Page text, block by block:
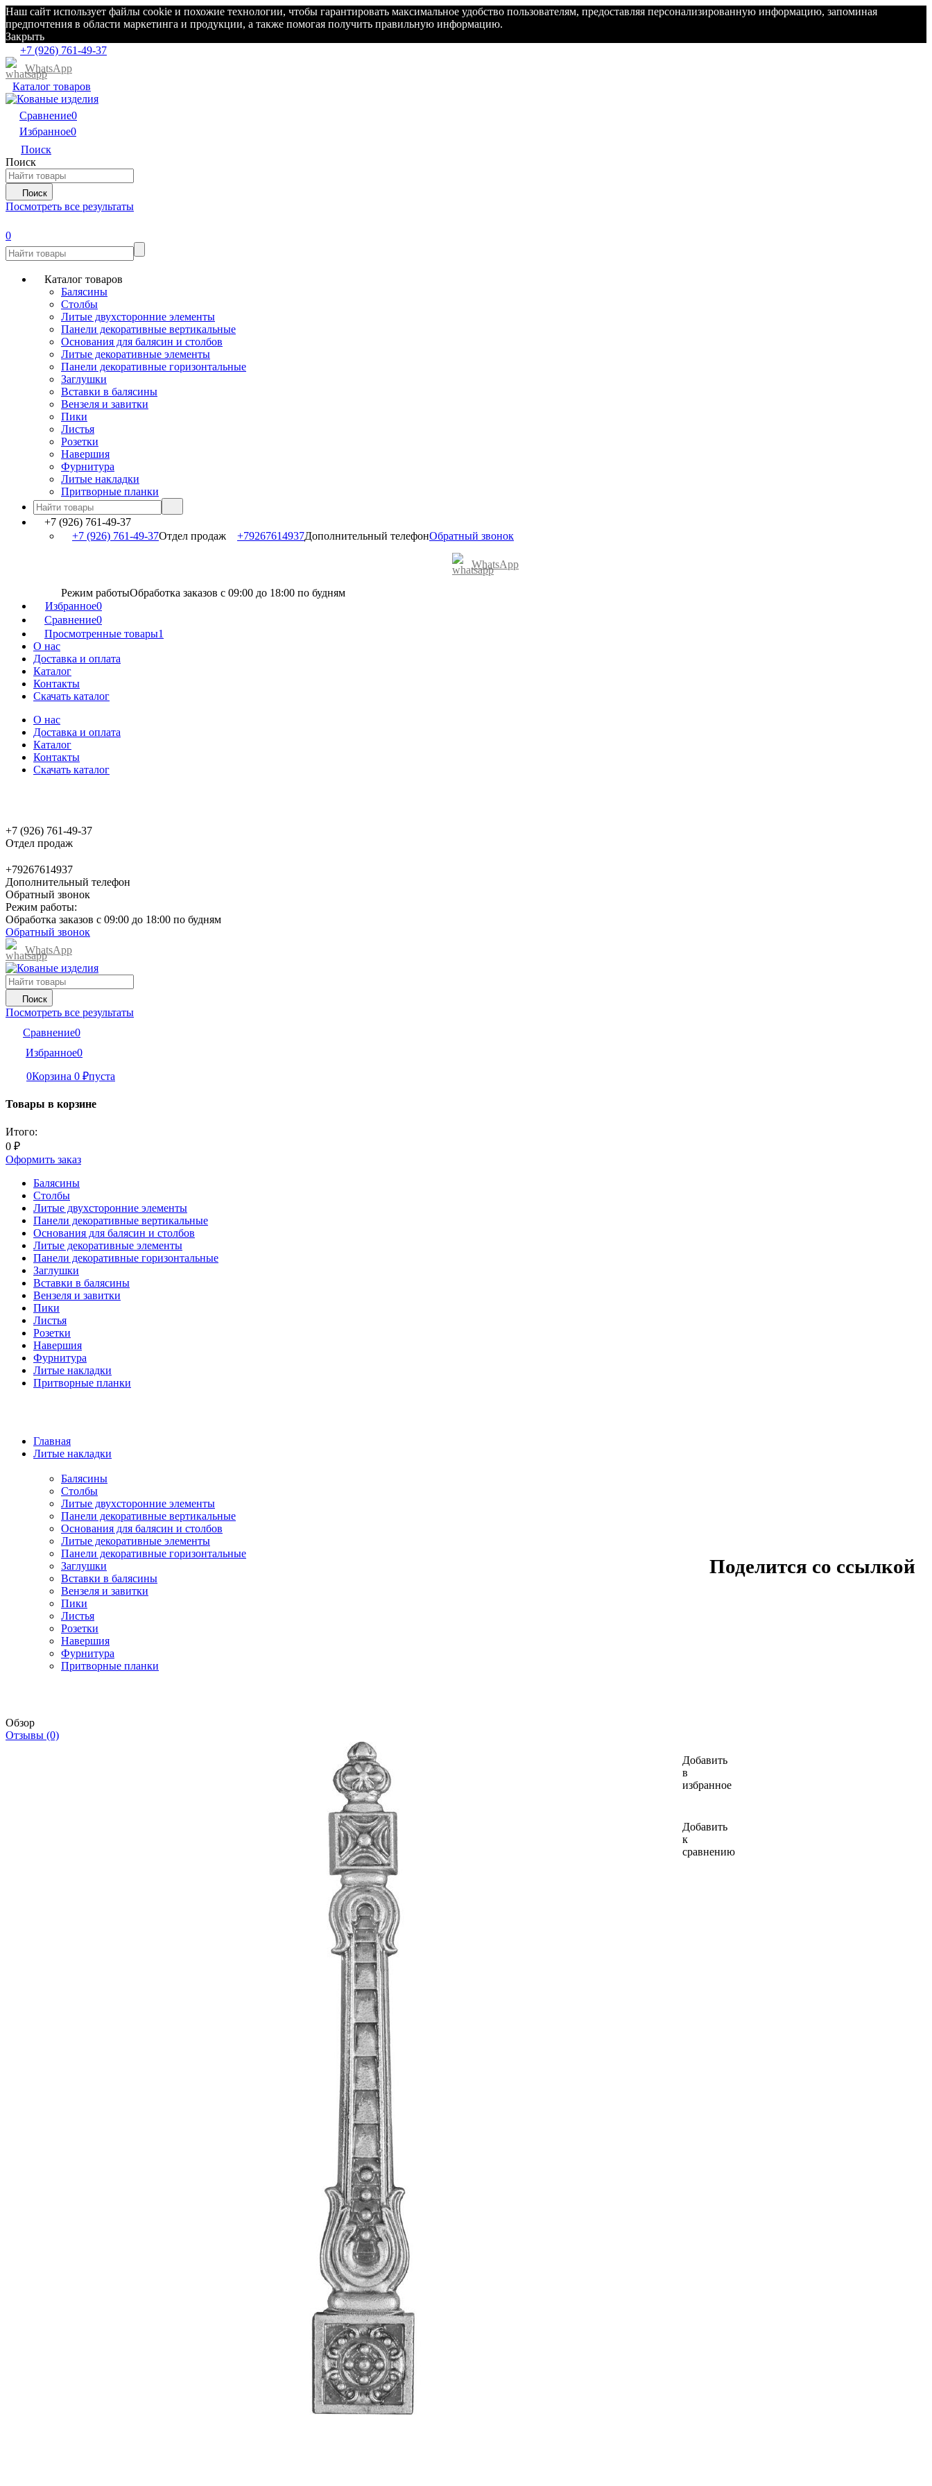
Наш сайт использует файлы cookie и похожие технологии, чтобы гарантировать максимальное удобство пользователям, предоставляя персонализированную информацию, запоминая
предпочтения в области маркетинга и продукции, а также помогая получить правильную информацию.
Закрыть
+7 (926) 761-49-37
WhatsApp
Каталог товаров
Сравнение0
Избранное0
Поиск
Поиск
Поиск
Посмотреть все результаты
0
Каталог товаров
Балясины
Столбы
Литые двухсторонние элементы
Панели декоративные вертикальные
Основания для балясин и столбов
Литые декоративные элементы
Панели декоративные горизонтальные
Заглушки
Вставки в балясины
Вензеля и завитки
Пики
Листья
Розетки
Навершия
Фурнитура
Литые накладки
Притворные планки
+7 (926) 761-49-37
+7 (926) 761-49-37Отдел продаж +79267614937Дополнительный телефонОбратный звонок
WhatsApp
Режим работыОбработка заказов с 09:00 до 18:00 по будням
Избранное0
Сравнение0
Просмотренные товары1
О нас
Доставка и оплата
Каталог
Контакты
Скачать каталог
О нас
Доставка и оплата
Каталог
Контакты
Скачать каталог
+7 (926) 761-49-37
Отдел продаж
+79267614937
Дополнительный телефон
Обратный звонок
Режим работы:
Обработка заказов с 09:00 до 18:00 по будням
Обратный звонок
WhatsApp
Поиск
Посмотреть все результаты
Сравнение0
Избранное0
0Корзина 0 ₽пуста
Товары в корзине
Итого:
0 ₽
Оформить заказ
Балясины
Столбы
Литые двухсторонние элементы
Панели декоративные вертикальные
Основания для балясин и столбов
Литые декоративные элементы
Панели декоративные горизонтальные
Заглушки
Вставки в балясины
Вензеля и завитки
Пики
Листья
Розетки
Навершия
Фурнитура
Литые накладки
Притворные планки
Главная
Литые накладки
Балясины
Столбы
Литые двухсторонние элементы
Панели декоративные вертикальные
Основания для балясин и столбов
Литые декоративные элементы
Панели декоративные горизонтальные
Заглушки
Вставки в балясины
Вензеля и завитки
Пики
Листья
Розетки
Навершия
Фурнитура
Притворные планки
Поделится со ссылкой
Обзор
Отзывы (0)
Добавить
в
избранное
Добавить
к
сравнению